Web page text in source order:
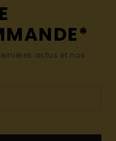
actus et nos